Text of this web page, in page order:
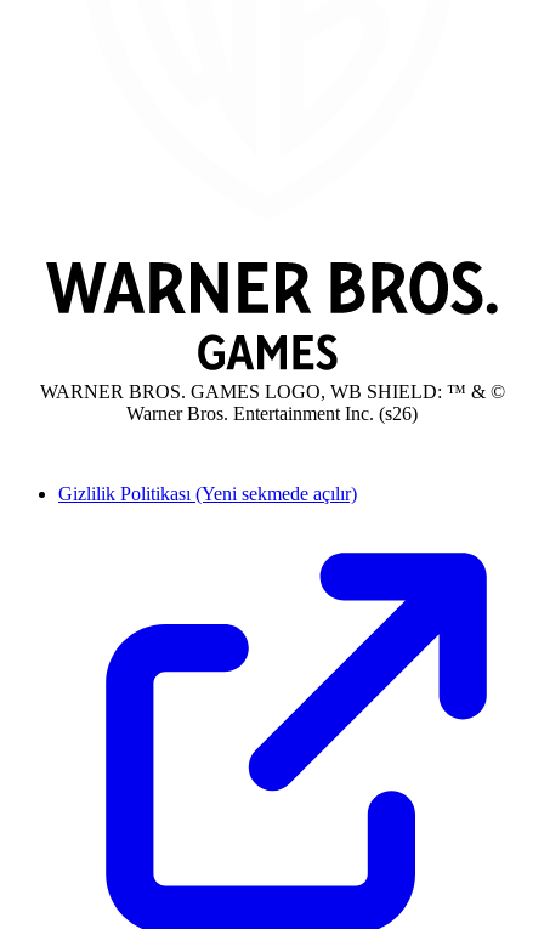
WARNER BROS. GAMES LOGO, WB SHIELD: ™ & ©
Warner Bros. Entertainment Inc. (s26)
Gizlilik Politikası (Yeni sekmede açılır)